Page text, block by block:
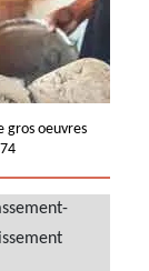
gros oeuvres
74